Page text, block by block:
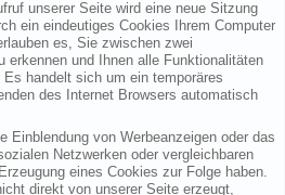
unserer Seite wird eine neue Sitzung
ein eindeutiges Cookies Ihrem Computer
es, Sie zwischen zwei
erkennen und Ihnen alle Funktionalitäten
handelt sich um ein temporäres
des Internet Browsers automatisch
Einblendung von Werbeanzeigen oder das
Netzwerken oder vergleichbaren
eines Cookies zur Folge haben.
direkt von unserer Seite erzeugt,